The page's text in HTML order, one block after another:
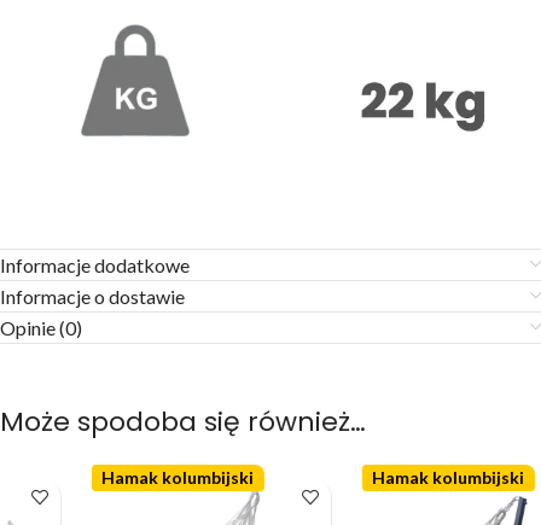
Informacje dodatkowe
Informacje o dostawie
Opinie (0)
Może spodoba się również…
Hamak kolumbijski Hamak kolumbijski